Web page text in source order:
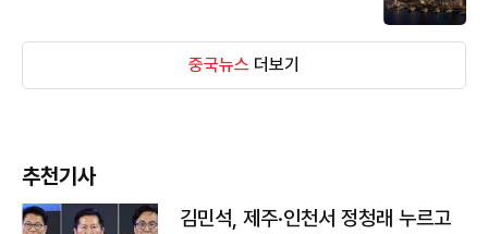
중국뉴스 더보기
추천기사
김민석, 제주·인천서 정청래 누르고